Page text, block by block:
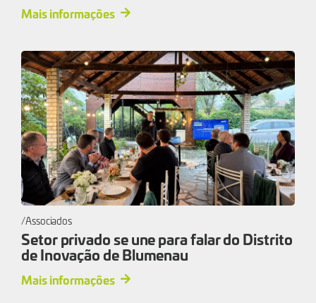
Mais informações
Associados
Setor privado se une para falar do Distrito
de Inovação de Blumenau
Mais informações